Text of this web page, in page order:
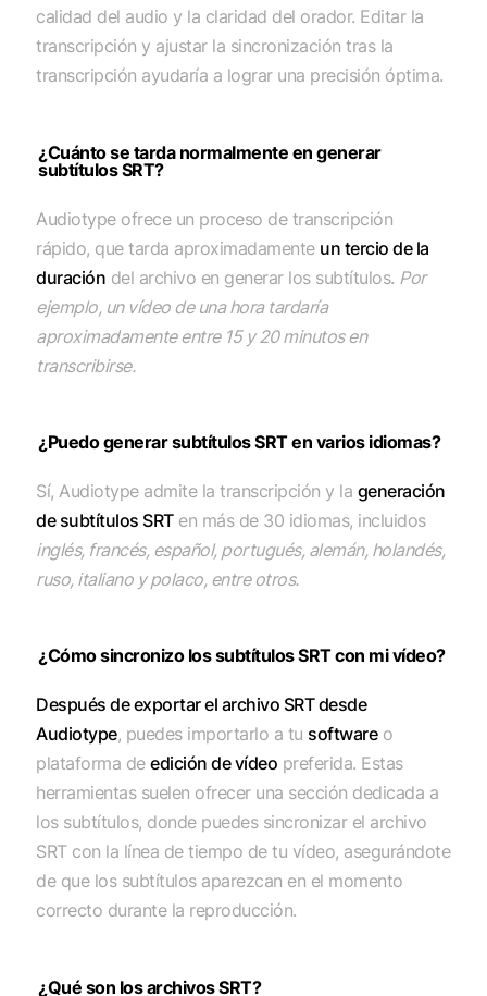
calidad del audio y la claridad del orador. Editar la
transcripción y ajustar la sincronización tras la
transcripción ayudaría a lograr una precisión óptima.
¿Cuánto se tarda normalmente en generar
subtítulos SRT?
Audiotype ofrece un proceso de transcripción
rápido, que tarda aproximadamente un tercio de la
duración del archivo en generar los subtítulos. Por
ejemplo, un vídeo de una hora tardaría
aproximadamente entre 15 y 20 minutos en
transcribirse.
¿Puedo generar subtítulos SRT en varios idiomas?
Sí, Audiotype admite la transcripción y la generación
de subtítulos SRTen más de 30 idiomas, incluidos
inglés, francés, español, portugués, alemán, holandés,
ruso, italiano y polaco, entre otros.
¿Cómo sincronizo los subtítulos SRT con mi vídeo?
Después de exportar el archivo SRT desde
Audiotype, puedes importarlo a tu softwareo
plataforma deedición de vídeo preferida. Estas
herramientas suelen ofrecer una sección dedicada a
los subtítulos, donde puedes sincronizar el archivo
SRT con la línea de tiempo de tu vídeo, asegurándote
de que los subtítulos aparezcan en el momento
correcto durante la reproducción.
¿Qué son los archivos SRT?